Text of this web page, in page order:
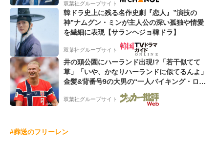
双葉社グループサイト
韓ドラ史上に残る名作史劇『恋人』”演技の
神”ナムグン・ミンが主人公の深い孤独や情愛
を繊細に表現【サランヘジョ韓ドラ】
双葉社グループサイト
井の頭公園にハーランド出現!?「若干似てて
草」「いや、かなりハーランドに似てるんよ」
金髪&背番号9の大男の“一人バイキング・ロ
ー”映像が話題!「元気をもらった」
双葉社グループサイト
#葬送のフリーレン